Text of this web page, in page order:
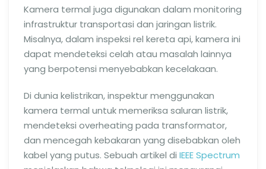
Kamera termal juga digunakan dalam monitoring
infrastruktur transportasi dan jaringan listrik.
Misalnya, dalam inspeksi rel kereta api, kamera ini
dapat mendeteksi celah atau masalah lainnya
yang berpotensi menyebabkan kecelakaan.
Di dunia kelistrikan, inspektur menggunakan
kamera termal untuk memeriksa saluran listrik,
mendeteksi overheating pada transformator,
dan mencegah kebakaran yang disebabkan oleh
kabel yang putus. Sebuah artikel di IEEE Spectrum